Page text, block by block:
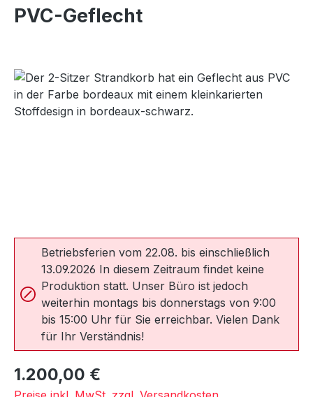
PVC-Geflecht
Bildergalerie überspringen
Betriebsferien vom 22.08. bis einschließlich
13.09.2026 In diesem Zeitraum findet keine
Produktion statt. Unser Büro ist jedoch
weiterhin montags bis donnerstags von 9:00
bis 15:00 Uhr für Sie erreichbar. Vielen Dank
für Ihr Verständnis!
Regulärer Preis:
1.200,00 €